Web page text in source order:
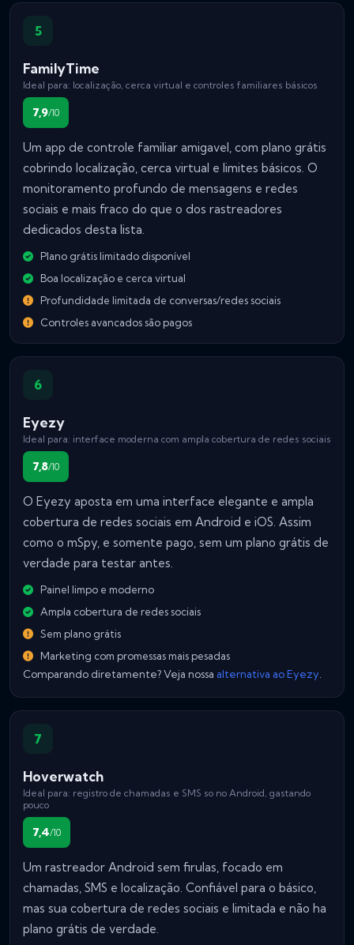
5
FamilyTime
Ideal para: localização, cerca virtual e controles familiares básicos
7,9/10
Um app de controle familiar amigavel, com plano grátis
cobrindo localização, cerca virtual e limites básicos. O
monitoramento profundo de mensagens e redes
sociais e mais fraco do que o dos rastreadores
dedicados desta lista.
Plano grátis limitado disponível
Boa localização e cerca virtual
Profundidade limitada de conversas/redes sociais
Controles avancados são pagos
6
Eyezy
Ideal para: interface moderna com ampla cobertura de redes sociais
7,8/10
O Eyezy aposta em uma interface elegante e ampla
cobertura de redes sociais em Android e iOS. Assim
como o mSpy, e somente pago, sem um plano grátis de
verdade para testar antes.
Painel limpo e moderno
Ampla cobertura de redes sociais
Sem plano grátis
Marketing com promessas mais pesadas
Comparando diretamente? Veja nossa alternativa ao Eyezy.
7
Hoverwatch
Ideal para: registro de chamadas e SMS so no Android, gastando
pouco
7,4/10
Um rastreador Android sem firulas, focado em
chamadas, SMS e localização. Confiável para o básico,
mas sua cobertura de redes sociais e limitada e não ha
plano grátis de verdade.